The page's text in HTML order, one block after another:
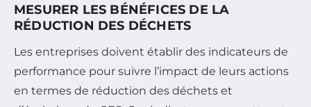
MESURER LES BÉNÉFICES DE LA
RÉDUCTION DES DÉCHETS
Les entreprises doivent établir des indicateurs de
performance pour suivre l’impact de leurs actions
en termes de réduction des déchets et